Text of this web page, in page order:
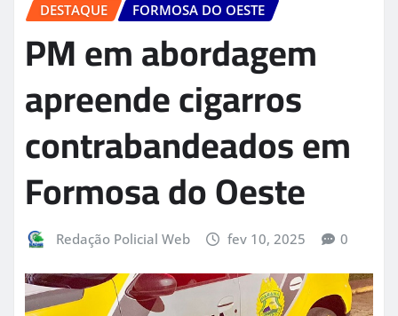
DESTAQUE FORMOSA DO OESTE
PM em abordagem
apreende cigarros
contrabandeados em
Formosa do Oeste
Redação Policial Web fev 10, 2025 0